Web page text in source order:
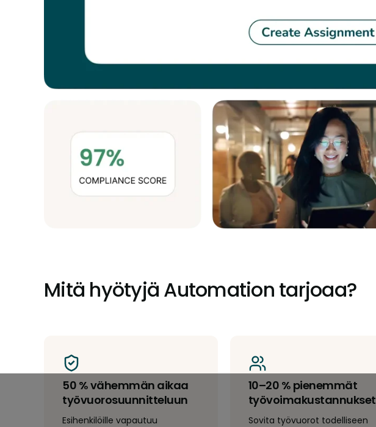
Mitä hyötyjä Automation tarjoaa?
50 % vähemmän aikaa
työvuorosuunnitteluun
Esihenkilöille vapautuu
10–20 % pienemmät
työvoimakustannukset
Sovita työvuorot todelliseen